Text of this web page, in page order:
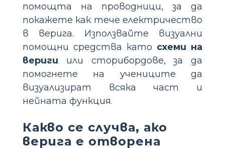
помощта на проводници, за да
покажете как тече електричество
в верига. Използвайте визуални
помощни средства като схеми на
вериги или сторибордове, за да
помогнете на учениците да
визуализират всяка част и
нейната функция.
Какво се случва, ако
верига е отворена